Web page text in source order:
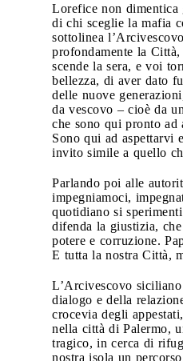
Lorefice non dimentica
di chi sceglie la mafia
sottolinea
profondamente la
scende la sera, e voi
bellezza, di aver dato
delle nuove
da vescovo – cioè da
che sono qui pronto ad
Sono qui ad aspettarvi
invito simile a quello
Parlando poi alle
impegniamoci,
quotidiano si
difenda la giustizia,
potere e corruzione.
E tutta la nostra Città,
L’Arcivescovo
dialogo e della
crocevia degli
nella città di Palermo,
tragico, in cerca di
nostra isola un